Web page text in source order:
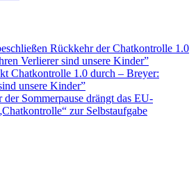
Rückkehr der Chatkontrolle 1.0
Verlierer sind unsere Kinder”
Chatkontrolle 1.0 durch – Breyer:
unsere Kinder”
Sommerpause drängt das EU-
zur Selbstaufgabe